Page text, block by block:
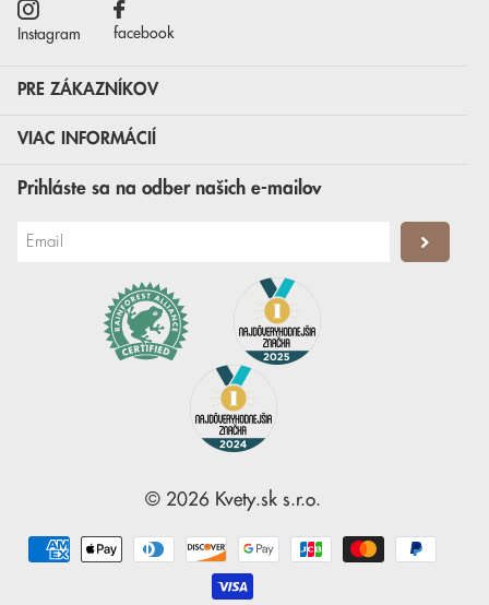
Instagram facebook
PRE ZÁKAZNÍKOV
VIAC INFORMÁCIÍ
Prihláste sa na odber našich e-mailov
© 2026 Kvety.sks.r.o.